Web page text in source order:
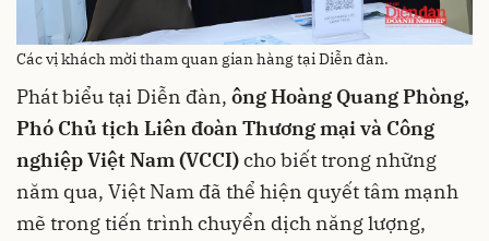
Các vị khách mời tham quan gian hàng tại Diễn đàn.
Phát biểu tại Diễn đàn, ông Hoàng Quang Phòng,
Phó Chủ tịch Liên đoàn Thương mại và Công
nghiệp Việt Nam (VCCI)cho biết trong những
năm qua, Việt Nam đã thể hiện quyết tâm mạnh
mẽ trong tiến trình chuyển dịch năng lượng,